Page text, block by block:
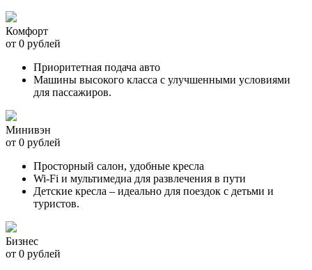
Комфорт
от 0 рублей
Приоритетная подача авто
Машины высокого класса с улучшенными условиями
для пассажиров.
Минивэн
от 0 рублей
Просторный салон, удобные кресла
Wi-Fi и мультимедиа для развлечения в пути
Детские кресла – идеально для поездок с детьми и
туристов.
Бизнес
от 0 рублей